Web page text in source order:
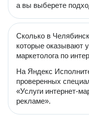
а вы выберете
Сколько в
которые оказывают
маркетолога по
На Яндекс
проверенных
«Услуги интернет-
рекламе».